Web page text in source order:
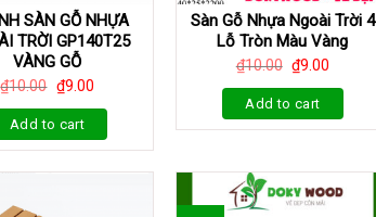
SÀN GỖ NHỰA
TRỜI GP140T25
VÀNG GỖ
₫10.00 ₫9.00
Add to cart
Sàn Gỗ Nhựa Ngoài Trời 4
Lỗ Tròn Màu Vàng
₫10.00 ₫9.00
Add to cart